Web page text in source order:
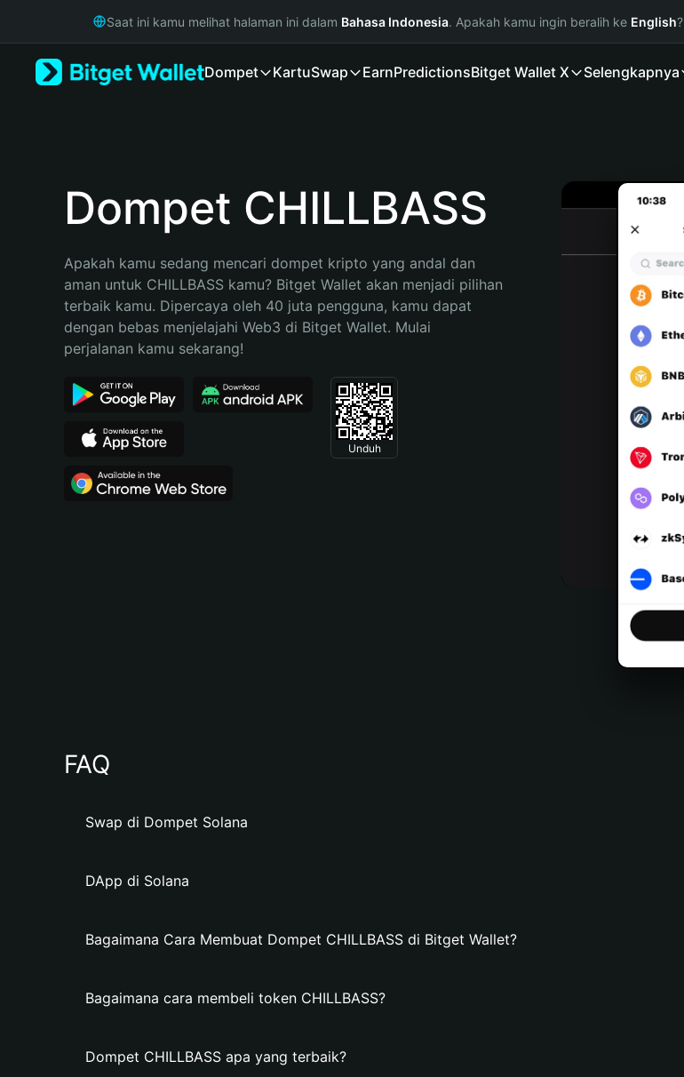
Русский
Bahasa Indonesia
Español (Argentina)
Saat ini kamu melihat halaman ini dalam Bahasa Indonesia. Apakah kamu ingin beralih ke English?
Dompet KartuSwap EarnPredictionsBitget Wallet X Selengkapnya
Dompet CHILLBASS
Apakah kamu sedang mencari dompet kripto yang andal dan
aman untuk CHILLBASS kamu? Bitget Wallet akan menjadi pilihan
terbaik kamu. Dipercaya oleh 40 juta pengguna, kamu dapat
dengan bebas menjelajahi Web3 di Bitget Wallet. Mulai
perjalanan kamu sekarang!
Unduh
FAQ
Swap di Dompet Solana
DApp di Solana
Bagaimana Cara Membuat Dompet CHILLBASS di Bitget Wallet?
Bagaimana cara membeli token CHILLBASS?
Dompet CHILLBASS apa yang terbaik?